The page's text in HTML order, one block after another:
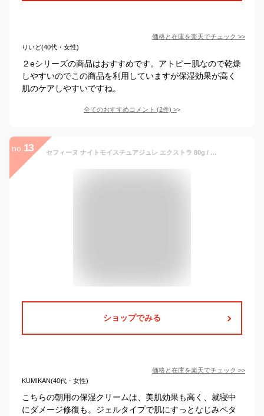
価格と在庫を楽天でチェック >>
りいど(40代・女性)
２eシリーズの商品はおすすめです。アトピー肌なので乾燥
しやすいのでこの商品を利用していますが保湿効果が高く
肌のケアしやすいですね。
全てのおすすめコメント (2件) >
no. 13 セフィーヌ ナイトモイスチュアジュレ エクストラ 80g / CEFINE FOR SALONS肌ダメージ 睡眠中 就寝中 夜 保湿成分 ゴームルデンタイム 美肌 保湿ジュレパック サロン専売品 美容 プロ PRO 夜用パック 夜用保湿クリーム ナイトクリーム 4524061002309 【送料無料】
ショップでみる
価格と在庫を楽天でチェック >>
KUMIKAN(40代・女性)
こちらの朝用の保湿クリームは、美肌効果も高く、就寝中
にダメージ修復も。ジェルタイプで肌にすっとなじみベタ